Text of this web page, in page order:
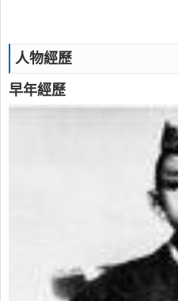
人物經歷
早年經歷